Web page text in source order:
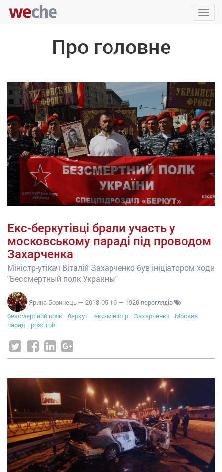
Про головне
Екс-беркутівці брали участь у
московському параді під проводом
Захарченка
Міністр-утікач Віталій Захарченко був ініціатором ходи
"Бессмертный полк Украины"
Ярина Боринець — 2018-05-16 — 1920 переглядів
безсмертний полк
беркут екс-міністр Захарченко
Москва
парад
розстріл